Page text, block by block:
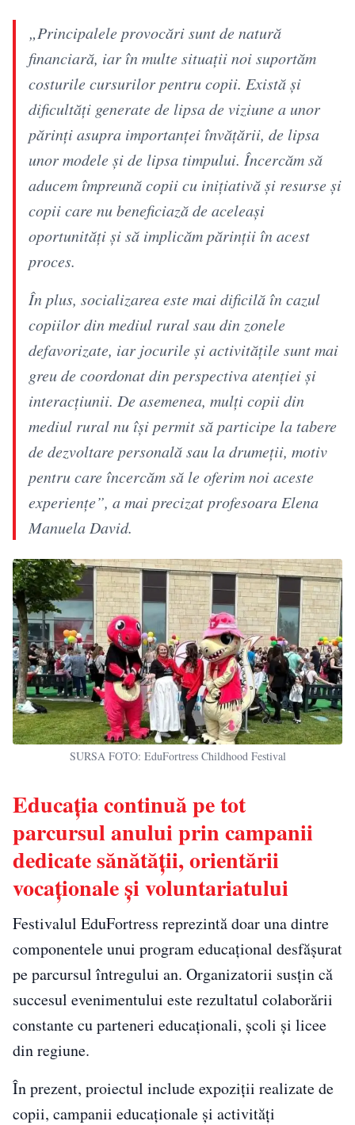
„Principalele provocări sunt de natură
financiară, iar în multe situații noi suportăm
costurile cursurilor pentru copii. Există și
dificultăți generate de lipsa de viziune a unor
părinți asupra importanței învățării, de lipsa
unor modele și de lipsa timpului. Încercăm să
aducem împreună copii cu inițiativă și resurse și
copii care nu beneficiază de aceleași
oportunități și să implicăm părinții în acest
proces.
În plus, socializarea este mai dificilă în cazul
copiilor din mediul rural sau din zonele
defavorizate, iar jocurile și activitățile sunt mai
greu de coordonat din perspectiva atenției și
interacțiunii. De asemenea, mulți copii din
mediul rural nu își permit să participe la tabere
de dezvoltare personală sau la drumeții, motiv
pentru care încercăm să le oferim noi aceste
experiențe”, a mai precizat profesoara Elena
Manuela David.
SURSA FOTO: EduFortress Childhood Festival
Educația continuă pe tot
parcursul anului prin campanii
dedicate sănătății, orientării
vocaționale și voluntariatului
Festivalul EduFortress reprezintă doar una dintre
componentele unui program educațional desfășurat
pe parcursul întregului an. Organizatorii susțin că
succesul evenimentului este rezultatul colaborării
constante cu parteneri educaționali, școli și licee
din regiune.
În prezent, proiectul include expoziții realizate de
copii, campanii educaționale și activități